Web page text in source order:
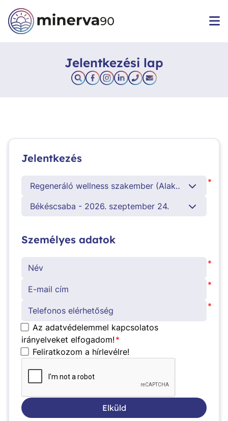
Jelentkezési lap
Jelentkezés
Regeneráló wellness szakember (Alakformáló masszőr képzés) + ajándék Svédmasszőr tanúsítvány *
Békéscsaba - 2026. szeptember 24.
Személyes adatok
*
*
*
Az adatvédelemmel kapcsolatos
irányelveket elfogadom! *
Feliratkozom a hírlevélre!
Elküld